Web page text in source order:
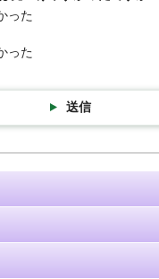
った
った
送信